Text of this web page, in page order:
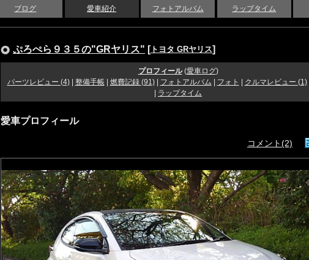
ブログ 愛車紹介 フォトアルバム ラップタイム
ぷろぺら９３５の"GRヤリス" [ トヨタ GRヤリス]
プロフィール(愛車ログ)
パーツレビュー (4)| 整備手帳| 燃費記録 (91)| フォトアルバム フォト クルマレビュー (1)|
ラップタイム
愛車プロフィール
コメント(2)